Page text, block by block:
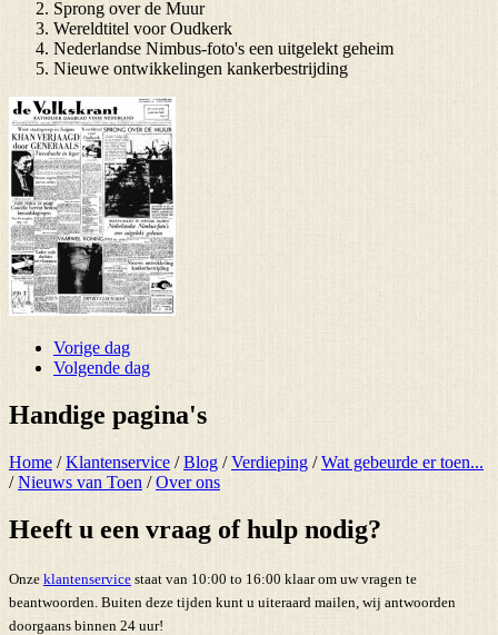
Sprong over de Muur
Wereldtitel voor Oudkerk
Nederlandse Nimbus-foto's een uitgelekt geheim
Nieuwe ontwikkelingen kankerbestrijding
Vorige dag
Volgende dag
Handige pagina's
Home /Klantenservice /Blog /Verdieping /Wat gebeurde er toen...
/Nieuws van Toen /Over ons
Heeft u een vraag of hulp nodig?
Onze klantenservice staat van 10:00 to 16:00 klaar om uw vragen te
beantwoorden. Buiten deze tijden kunt u uiteraard mailen, wij antwoorden
doorgaans binnen 24 uur!